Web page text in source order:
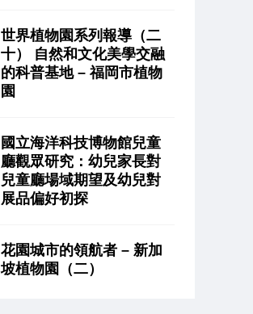
世界植物園系列報導（二
十） 自然和文化美學交融
的科普基地 – 福岡市植物
園
國立海洋科技博物館兒童
廳觀眾研究：幼兒家長對
兒童廳場域期望及幼兒對
展品偏好初探
花園城市的領航者 – 新加
坡植物園（二）